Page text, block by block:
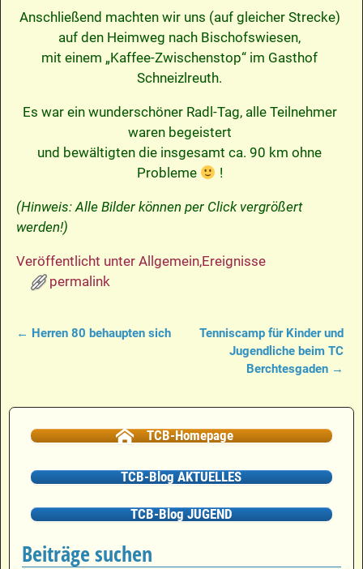
Anschließend machten wir uns (auf gleicher Strecke)
auf den Heimweg nach Bischofswiesen,
mit einem „Kaffee-Zwischenstop“ im Gasthof
Schneizlreuth.
Es war ein wunderschöner Radl-Tag, alle Teilnehmer
waren begeistert
und bewältigten die insgesamt ca. 90 km ohne
Probleme
!
(Hinweis: Alle Bilder können per Click vergrößert
werden!)
Veröffentlicht unter Allgemein,Ereignisse
permalink
← Herren 80 behaupten sich
Tenniscamp für Kinder und
Jugendliche beim TC
Berchtesgaden →
TCB-Homepage
TCB-Blog AKTUELLES
TCB-Blog JUGEND
Beiträge suchen